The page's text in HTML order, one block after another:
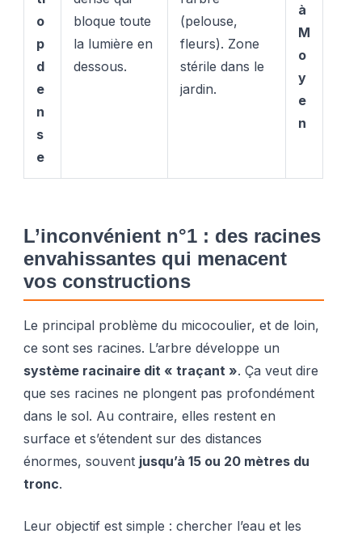
o
p
d
e
n
s
e
bloque toute
la lumière en
dessous.
(pelouse,
fleurs). Zone
stérile dans le
jardin.
à
M
o
y
e
n
L’inconvénient n°1 : des racines
envahissantes qui menacent
vos constructions
Le principal problème du micocoulier, et de loin,
ce sont ses racines. L’arbre développe un
système racinaire dit « traçant ». Ça veut dire
que ses racines ne plongent pas profondément
dans le sol. Au contraire, elles restent en
surface et s’étendent sur des distances
énormes, souvent jusqu’à 15 ou 20 mètres du
tronc.
Leur objectif est simple : chercher l’eau et les